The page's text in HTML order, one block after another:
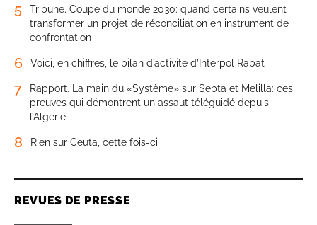
5
Tribune. Coupe du monde 2030: quand certains veulent
transformer un projet de réconciliation en instrument de
confrontation
6 Voici, en chiffres, le bilan d’activité d’Interpol Rabat
7
Rapport. La main du «Système» sur Sebta et Melilla: ces
preuves qui démontrent un assaut téléguidé depuis
l’Algérie
8 Rien sur Ceuta, cette fois-ci
REVUES DE PRESSE